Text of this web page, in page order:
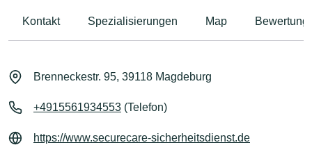
Kontakt Spezialisierungen Map
Brenneckestr. 95, 39118 Magdeburg
+4915561934553 (Telefon)
https://www.securecare-sicherheitsdienst.de